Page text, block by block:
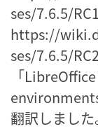
ses/7.6.5/RC1
https://
ses/7.6.5/
「
翻訳しました